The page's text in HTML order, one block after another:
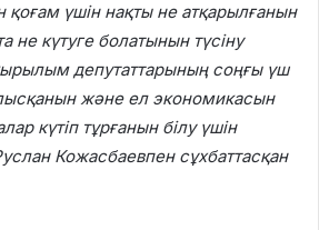
қоғам үшін нақты не атқарылғанын
не күтуге болатынын түсіну
депутаттарының соңғы үш
және ел экономикасын
күтіп тұрғанын білу үшін
Кожасбаевпен сұхбаттасқан